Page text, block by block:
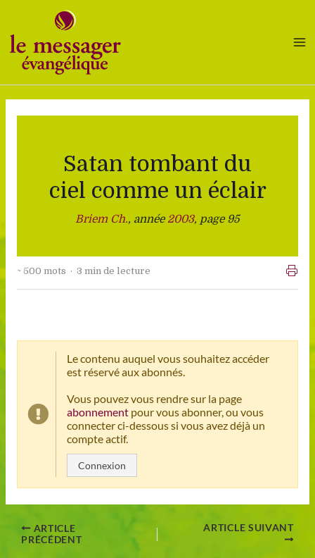
contenu
Satan tombant du
ciel comme un éclair
Briem Ch., année 2003, page 95
~ 500 mots · 3 min de lecture
Le contenu auquel vous souhaitez accéder
est réservé aux abonnés.
Vous pouvez vous rendre sur la page
abonnementpour vous abonner, ou vous
connecter ci-dessous si vous avez déjà un
compte actif.
Connexion
ARTICLE
PRÉCÉDENT
ARTICLE SUIVANT